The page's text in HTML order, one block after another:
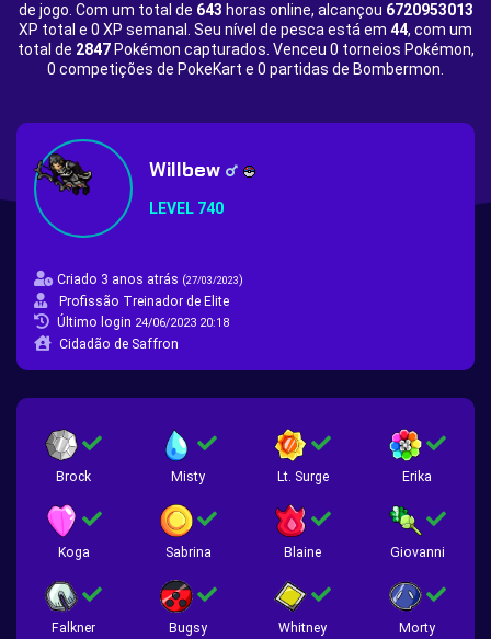
de jogo. Com um total de 643 horas online, alcançou 6720953013
XP total e 0 XP semanal. Seu nível de pesca está em 44, com um
total de 2847Pokémon capturados. Venceu 0 torneios Pokémon,
0 competições de PokeKart e 0 partidas de Bombermon.
Willbew
LEVEL 740
Criado 3 anos atrás (27/03/2023)
Profissão Treinador de Elite
Último login 24/06/2023 20:18
Cidadão de Saffron
Brock Misty Lt. Surge Erika
Koga Sabrina Blaine Giovanni
Falkner Bugsy Whitney Morty